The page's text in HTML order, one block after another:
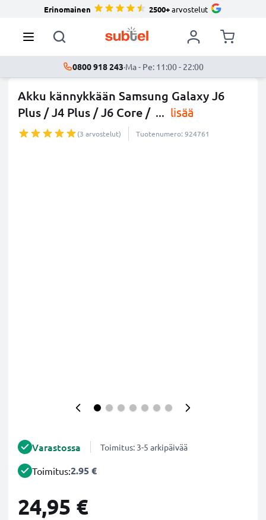
Erinomainen 2500+arvostelut
0800 918 243·Ma - Pe: 11:00 - 22:00
Akku kännykkään Samsung Galaxy J6
Plus / J4 Plus / J6 Core / ... lisää
(3 arvostelut) Tuotenumero: 924761
Varastossa Toimitus: 3-5 arkipäivää
Toimitus:2.95 €
24,95 €